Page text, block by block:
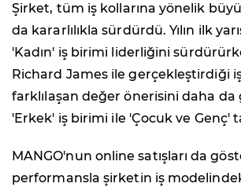
Şirket, tüm iş kollarına yönelik
da kararlılıkla sürdürdü. Yılın ilk
'Kadın' iş birimi liderliğini
Richard James ile gerçekleştirdiği
farklılaşan değer önerisini daha
'Erkek' iş birimi ile 'Çocuk ve Genç'
MANGO'nun online satışları da
performansla şirketin iş